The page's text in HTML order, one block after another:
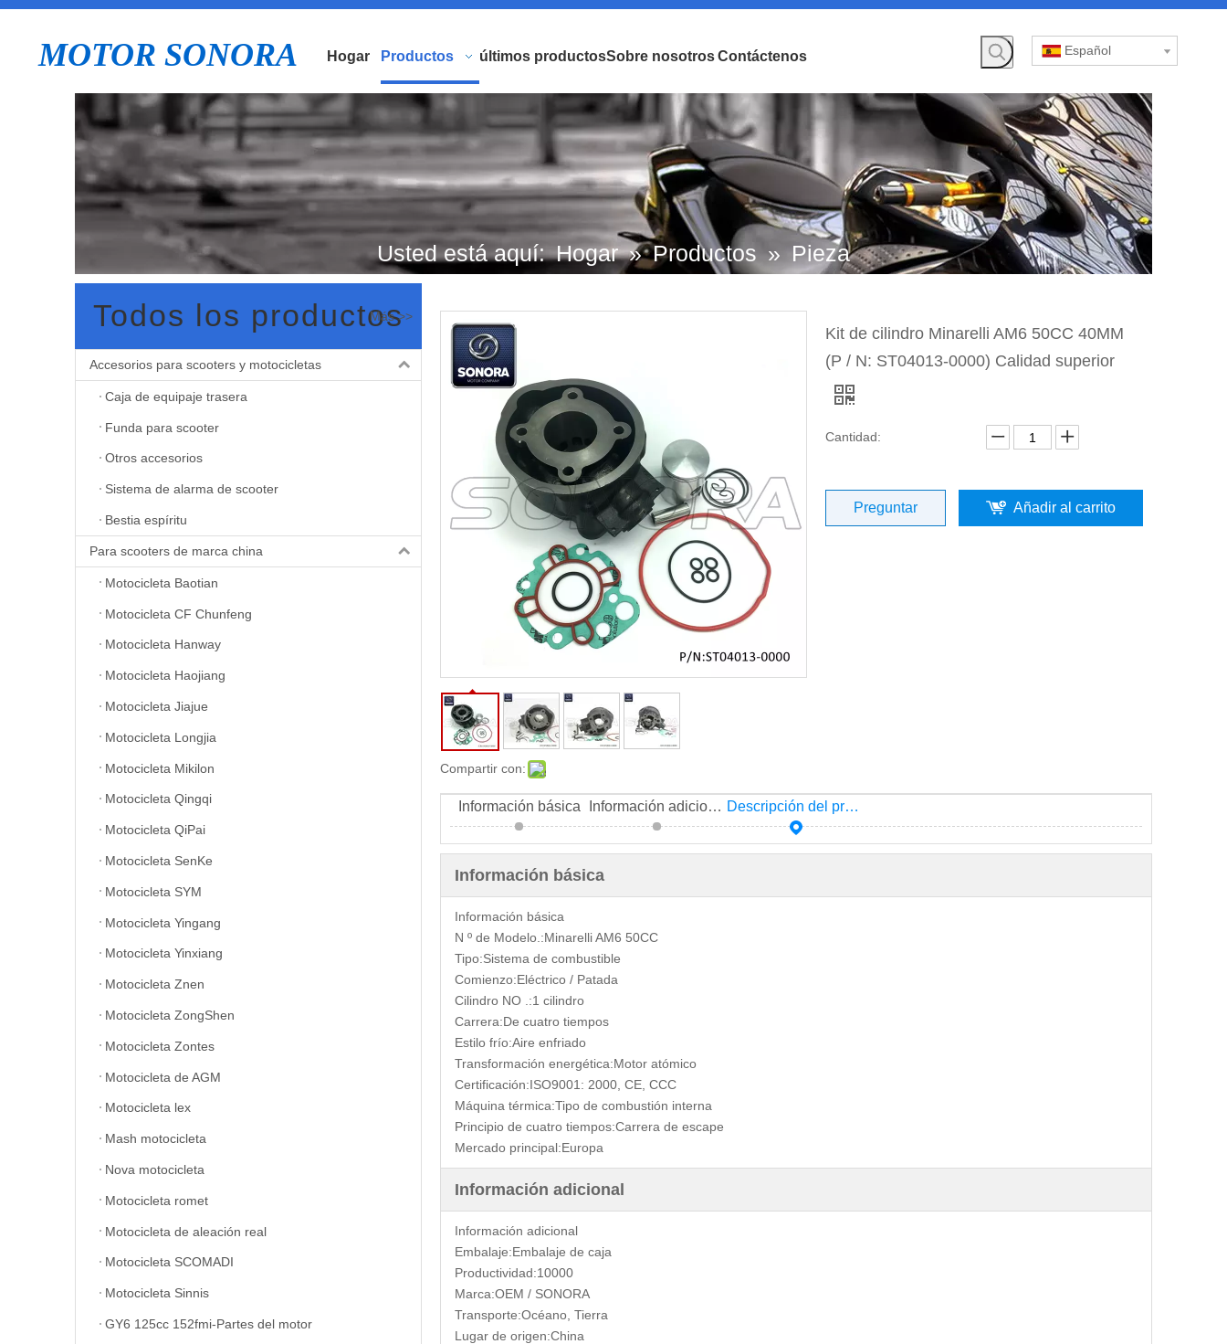
MOTOR SONORA Hogar Productos últimos productosSobre nosotrosContáctenos Español
Usted está aquí: Hogar »Productos » Pieza
cilindro »Kit de cilindro Minarelli AM6 50CC
40MM (P / N: ST04013-0000) Calidad superior
Todos los productos
Más >>
Accesorios para scooters y motocicletas
Caja de equipaje trasera
Funda para scooter
Otros accesorios
Sistema de alarma de scooter
Bestia espíritu
Para scooters de marca china
Motocicleta Baotian
Motocicleta CF Chunfeng
Motocicleta Hanway
Motocicleta Haojiang
Motocicleta Jiajue
Motocicleta Longjia
Motocicleta Mikilon
Motocicleta Qingqi
Motocicleta QiPai
Motocicleta SenKe
Motocicleta SYM
Motocicleta Yingang
Motocicleta Yinxiang
Motocicleta Znen
Motocicleta ZongShen
Motocicleta Zontes
Motocicleta de AGM
Motocicleta lex
Mash motocicleta
Nova motocicleta
Motocicleta romet
Motocicleta de aleación real
Motocicleta SCOMADI
Motocicleta Sinnis
GY6 125cc 152fmi-Partes del motor
Compartir con:
Kit de cilindro Minarelli AM6 50CC 40MM
(P / N: ST04013-0000) Calidad superior
Cantidad:
Preguntar Añadir al carrito
Información básica Información adicional Descripción del producto
Información básica
Información básica
N º de Modelo.:Minarelli AM6 50CC
Tipo:Sistema de combustible
Comienzo:Eléctrico / Patada
Cilindro NO .:1 cilindro
Carrera:De cuatro tiempos
Estilo frío:Aire enfriado
Transformación energética:Motor atómico
Certificación:ISO9001: 2000, CE, CCC
Máquina térmica:Tipo de combustión interna
Principio de cuatro tiempos:Carrera de escape
Mercado principal:Europa
Información adicional
Información adicional
Embalaje:Embalaje de caja
Productividad:10000
Marca:OEM / SONORA
Transporte:Océano, Tierra
Lugar de origen:China